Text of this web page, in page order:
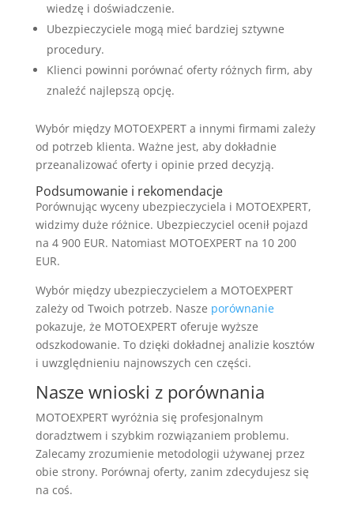
wiedzę i doświadczenie.
Ubezpieczyciele mogą mieć bardziej sztywne
procedury.
Klienci powinni porównać oferty różnych firm, aby
znaleźć najlepszą opcję.
Wybór między MOTOEXPERT a innymi firmami zależy
od potrzeb klienta. Ważne jest, aby dokładnie
przeanalizować oferty i opinie przed decyzją.
Podsumowanie i rekomendacje
Porównując wyceny ubezpieczyciela i MOTOEXPERT,
widzimy duże różnice. Ubezpieczyciel ocenił pojazd
na 4 900 EUR. Natomiast MOTOEXPERT na 10 200
EUR.
Wybór między ubezpieczycielem a MOTOEXPERT
zależy od Twoich potrzeb. Nasze porównanie
pokazuje, że MOTOEXPERT oferuje wyższe
odszkodowanie. To dzięki dokładnej analizie kosztów
i uwzględnieniu najnowszych cen części.
Nasze wnioski z porównania
MOTOEXPERT wyróżnia się profesjonalnym
doradztwem i szybkim rozwiązaniem problemu.
Zalecamy zrozumienie metodologii używanej przez
obie strony. Porównaj oferty, zanim zdecydujesz się
na coś.